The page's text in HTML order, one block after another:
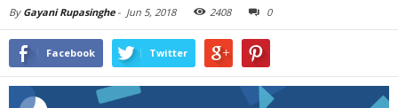
By Gayani Rupasinghe- Jun 5, 2018 2408 0
Facebook Twitter